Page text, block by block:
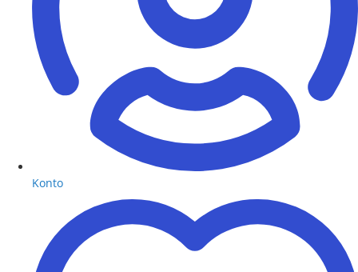
Konto